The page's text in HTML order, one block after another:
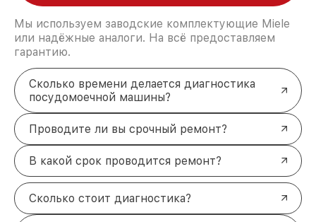
Мы используем заводские комплектующие Miele
или надёжные аналоги. На всё предоставляем
гарантию.
Сколько времени делается диагностика
посудомоечной машины?
Проводите ли вы срочный ремонт?
В какой срок проводится ремонт?
Сколько стоит диагностика?